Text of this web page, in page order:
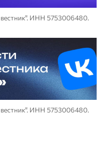
ИНН 5753006480.
ИНН 5753006480.